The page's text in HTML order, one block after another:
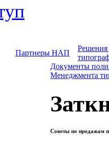
Партнеры НАП
Решения
Документы
Менеджмента
Советы по продажам